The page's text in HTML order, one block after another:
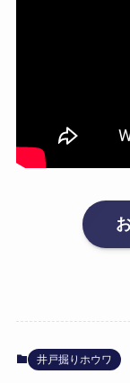
井戸掘りホウワ